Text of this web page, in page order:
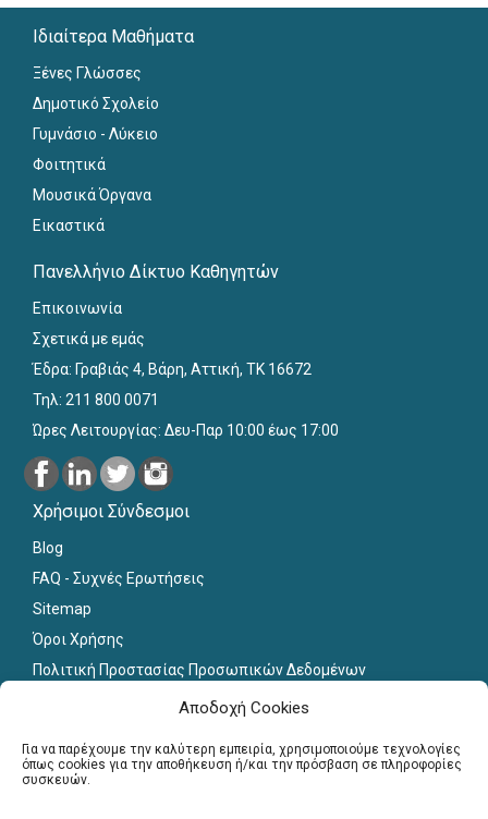
Αποδοχή Cookies
Για να παρέχουμε την καλύτερη εμπειρία, χρησιμοποιούμε τεχνολογίες
όπως cookies για την αποθήκευση ή/και την πρόσβαση σε πληροφορίες
συσκευών.
Ιδιαίτερα Μαθήματα
Ξένες Γλώσσες
Δημοτικό Σχολείο
Γυμνάσιο - Λύκειο
Φοιτητικά
Μουσικά Όργανα
Εικαστικά
Πανελλήνιο Δίκτυο Καθηγητών
Επικοινωνία
Σχετικά με εμάς
Έδρα: Γραβιάς 4, Βάρη, Αττική, ΤΚ 16672
Τηλ: 211 800 0071
Ώρες Λειτουργίας: Δευ-Παρ 10:00 έως 17:00
Χρήσιμοι Σύνδεσμοι
Blog
FAQ - Συχνές Ερωτήσεις
Sitemap
Όροι Χρήσης
Πολιτική Προστασίας Προσωπικών Δεδομένων
Για εκπαιδευτικούς
Εγγραφή